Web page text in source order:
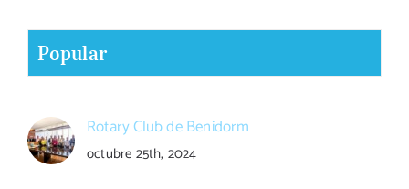
Popular
Rotary Club de Benidorm
octubre 25th, 2024